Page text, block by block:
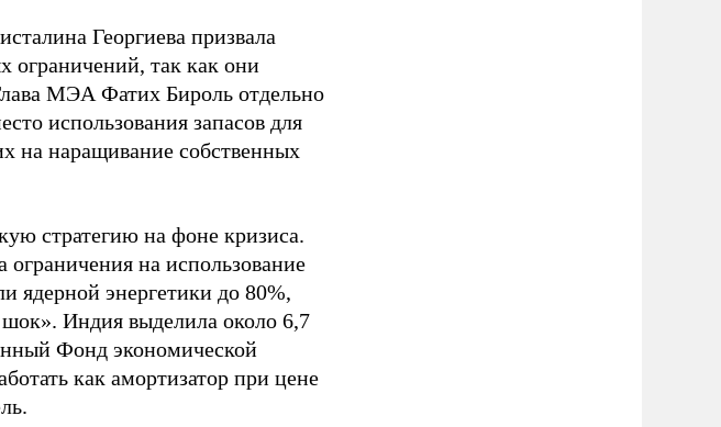
Георгиева призвала
ограничений, так как они
МЭА Фатих Бироль отдельно
использования запасов для
на наращивание собственных
стратегию на фоне кризиса.
на использование
ядерной энергетики до 80%,
Индия выделила около 6,7
Фонд экономической
как амортизатор при цене